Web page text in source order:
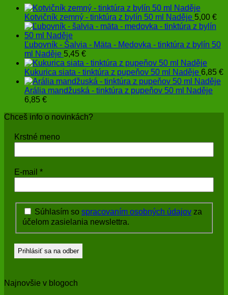
Kotvičník zemný - tinktúra z bylín 50 ml Naděje 5,00 €
Ľubovník - Šalvia - Mäta - Medovka - tinktúra z bylín 50
ml Naděje 5,45 €
Kukurica siata - tinktúra z pupeňov 50 ml Naděje 6,85 €
Arália mandžuská - tinktúra z pupeňov 50 ml Naděje
6,85 €
Chceš info o novinkách?
Krstné meno
E-mail *
Súhlasím so spracovaním osobných údajov za
účelom zasielania newslettra.
Najnovšie v blogoch